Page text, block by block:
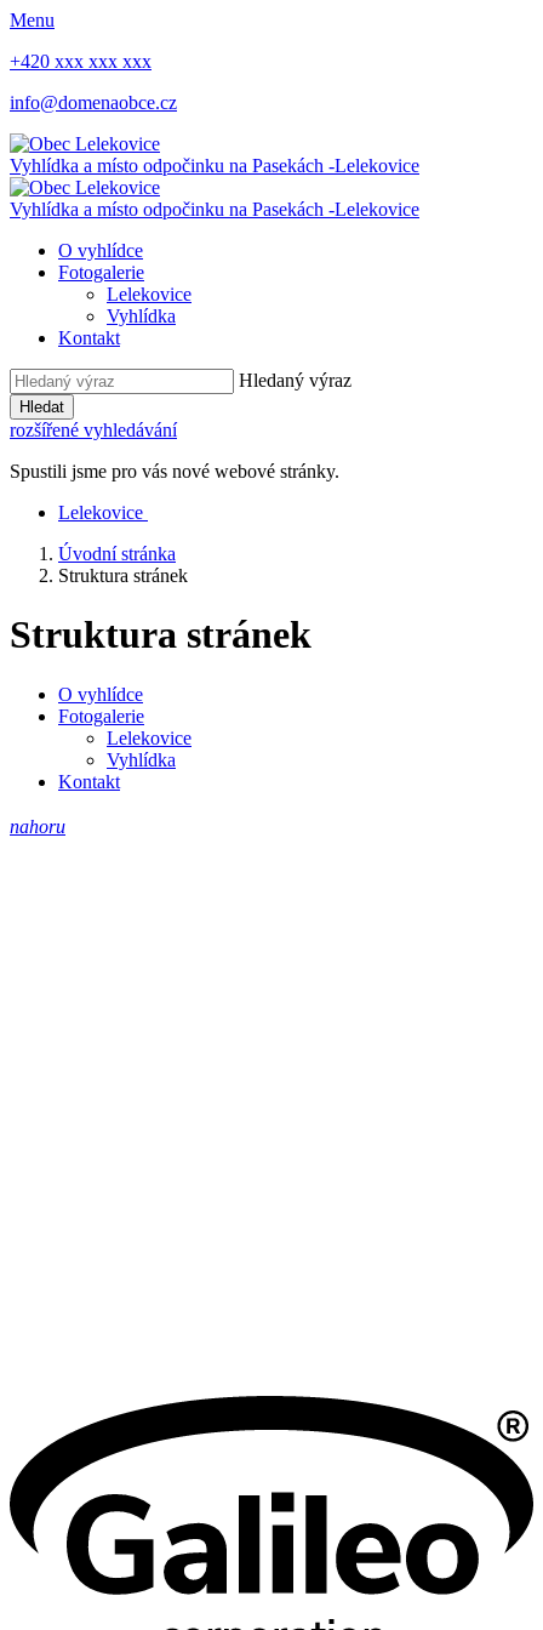
Menu
+420 xxx xxx xxx
info@domenaobce.cz
Vyhlídka a místo odpočinku na Pasekách -Lelekovice
Vyhlídka a místo odpočinku na Pasekách -Lelekovice
O vyhlídce
Fotogalerie
Lelekovice
Vyhlídka
Kontakt
Hledaný výraz
Hledat
rozšířené vyhledávání
Spustili jsme pro vás nové webové stránky.
Lelekovice
Úvodní stránka
Struktura stránek
Struktura stránek
O vyhlídce
Fotogalerie
Lelekovice
Vyhlídka
Kontakt
nahoru